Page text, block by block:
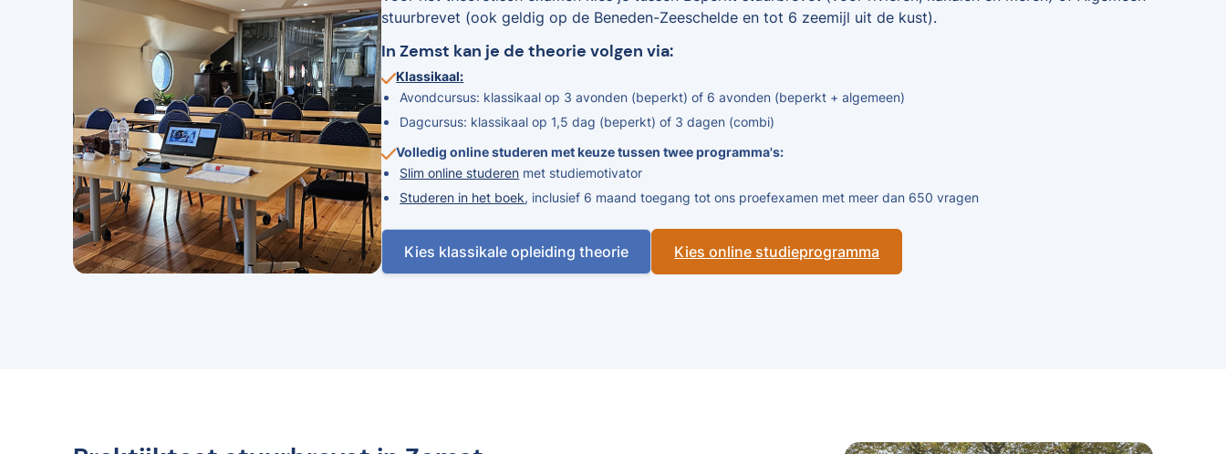
stuurbrevet (ook geldig op de Beneden-Zeeschelde en tot 6 zeemijl uit de kust).
In Zemst kan je de theorie volgen via:
Klassikaal:
Avondcursus: klassikaal op 3 avonden (beperkt) of 6 avonden (beperkt + algemeen)
Dagcursus: klassikaal op 1,5 dag (beperkt) of 3 dagen (combi)
Volledig online studeren met keuze tussen twee programma's:
Slim online studeren met studiemotivator
Studeren in het boek, inclusief 6 maand toegang tot ons proefexamen met meer dan 650 vragen
Kies klassikale opleiding theorie Kies online studieprogramma